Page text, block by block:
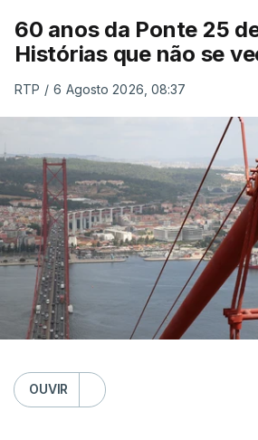
60 anos da Ponte 25
Histórias que não se
RTP / 6 Agosto 2026, 08:37
OUVIR